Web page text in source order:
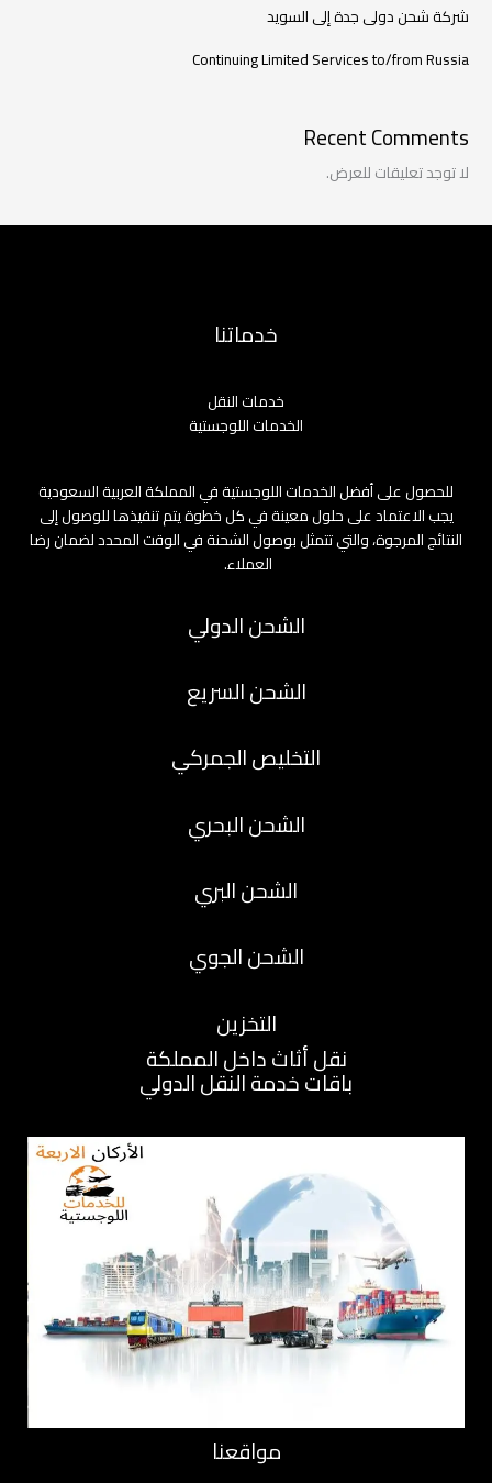
شركة شحن دولى جدة إلى السويد
Continuing Limited Services to/from Russia
Recent Comments
لا توجد تعليقات للعرض.
خدماتنا
خدمات النقل
الخدمات اللوجستية
للحصول على أفضل الخدمات اللوجستية في المملكة العربية السعودية
يجب الاعتماد على حلول معينة في كل خطوة يتم تنفيذها للوصول إلى
النتائج المرجوة، والتي تتمثل بوصول الشحنة في الوقت المحدد لضمان رضا
العملاء.
الشحن الدولي
الشحن السريع
التخليص الجمركي
الشحن البحري
الشحن البري
الشحن الجوي
التخزين
نقل أثاث داخل المملكة
باقات خدمة النقل الدولي
مواقعنا